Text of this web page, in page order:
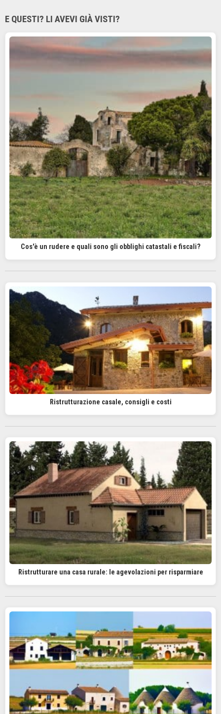
E QUESTI? LI AVEVI GIÀ VISTI?
Cos'è un rudere e quali sono gli obblighi catastali e fiscali?
Ristrutturazione casale, consigli e costi
Ristrutturare una casa rurale: le agevolazioni per risparmiare